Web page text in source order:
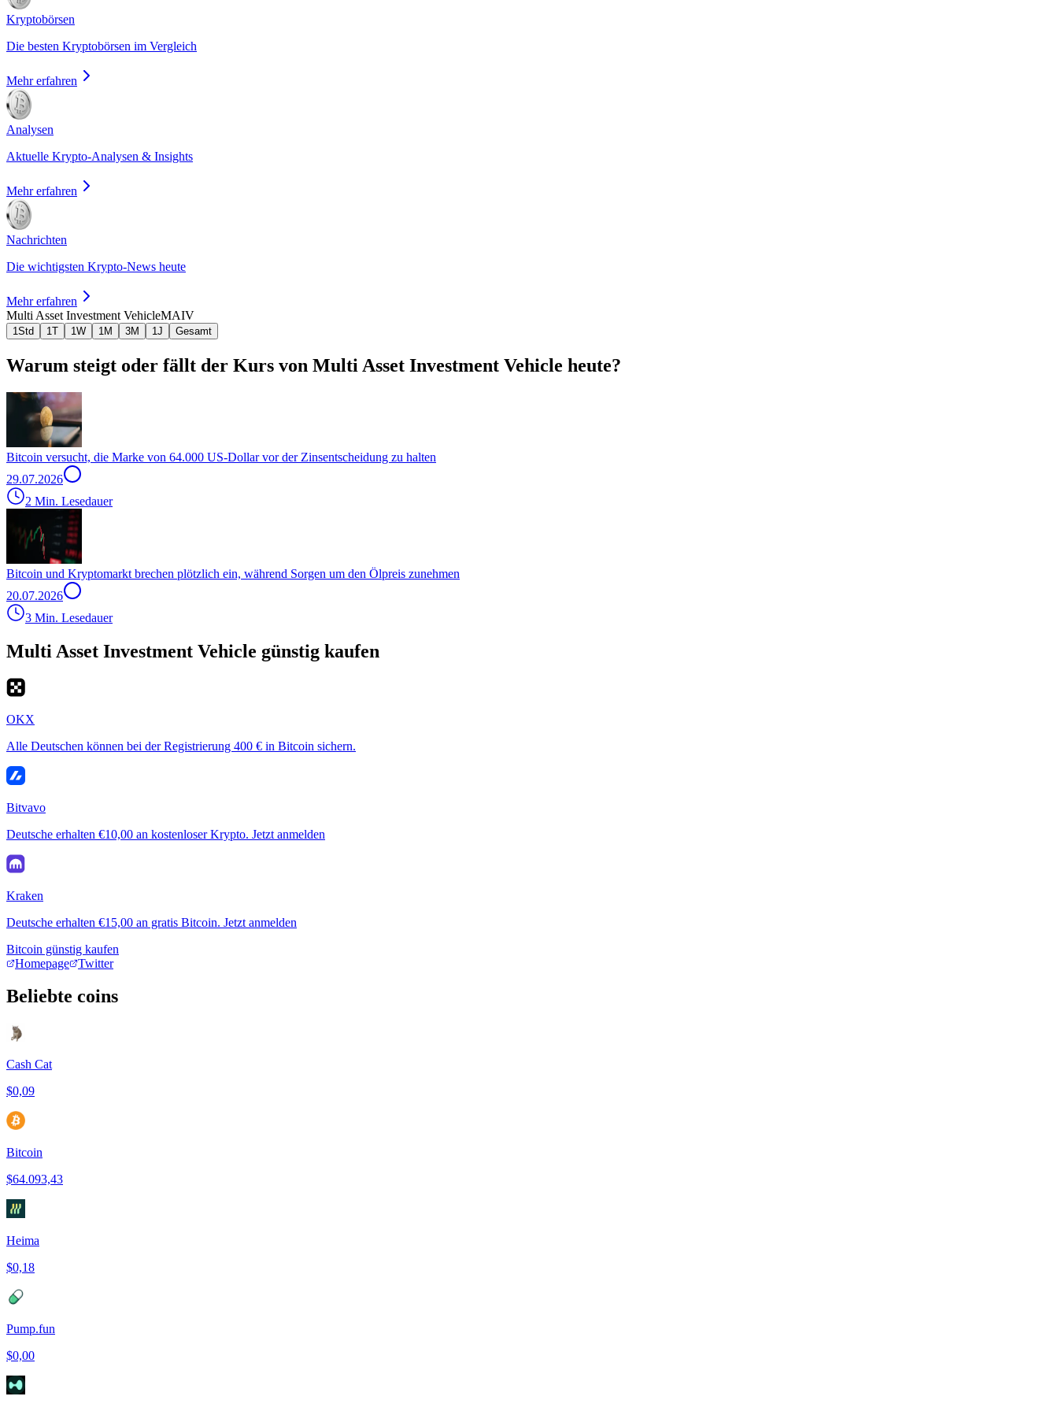
Kryptobörsen
Die besten Kryptobörsen im Vergleich
Mehr erfahren
Analysen
Aktuelle Krypto-Analysen & Insights
Mehr erfahren
Nachrichten
Die wichtigsten Krypto-News heute
Mehr erfahren
Multi Asset Investment VehicleMAIV
1Std 1T 1W 1M 3M 1J Gesamt
Warum steigt oder fällt der Kurs von Multi Asset Investment Vehicle heute?
Bitcoin versucht, die Marke von 64.000 US-Dollar vor der Zinsentscheidung zu halten
29.07.2026
2 Min. Lesedauer
Bitcoin und Kryptomarkt brechen plötzlich ein, während Sorgen um den Ölpreis zunehmen
20.07.2026
3 Min. Lesedauer
Multi Asset Investment Vehicle günstig kaufen
OKX
Alle Deutschen können bei der Registrierung 400 € in Bitcoin sichern.
Bitvavo
Deutsche erhalten €10,00 an kostenloser Krypto. Jetzt anmelden
Kraken
Deutsche erhalten €15,00 an gratis Bitcoin. Jetzt anmelden
Bitcoin günstig kaufen
Homepage
Twitter
Beliebte coins
Cash Cat
$0,09
Bitcoin
$64.093,43
Heima
$0,18
Pump.fun
$0,00